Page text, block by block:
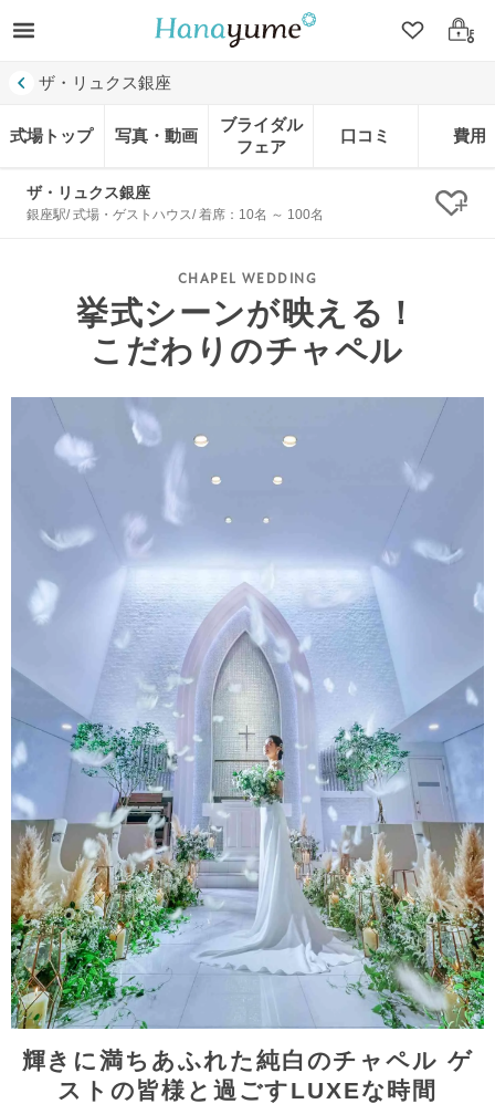
クリップ
ログ
ザ・リュクス銀座
式場トップ 写真・動画
ブライダル
フェア
口コミ 費用
ザ・リュクス銀座
銀座駅/ 式場・ゲストハウス/ 着席：10名 ～ 100名 ク
挙式シーンが映える！
こだわりのチャペル
輝きに満ちあふれた純白のチャペル ゲ
ストの皆様と過ごすLUXEな時間